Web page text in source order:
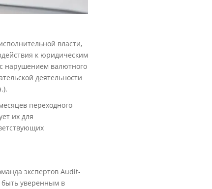
власти,
к юридическим
нарушением валютного
деятельности
переходного
их для
экспертов Audit-
быть уверенным в